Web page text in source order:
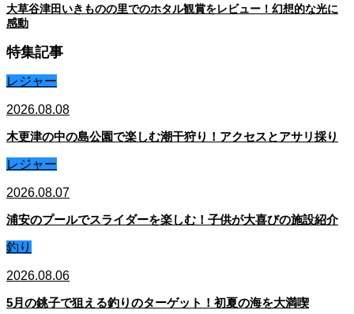
大草谷津田いきものの里でのホタル観賞をレビュー！幻想的な光に
感動
特集記事
レジャー
2026.08.08
木更津の中の島公園で楽しむ潮干狩り！アクセスとアサリ採り
レジャー
2026.08.07
浦安のプールでスライダーを楽しむ！子供が大喜びの施設紹介
釣り
2026.08.06
5月の銚子で狙える釣りのターゲット！初夏の海を大満喫